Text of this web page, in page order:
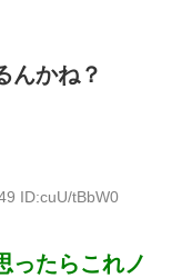
んかね？
ID:cuU/tBbW0
ったらこれノ